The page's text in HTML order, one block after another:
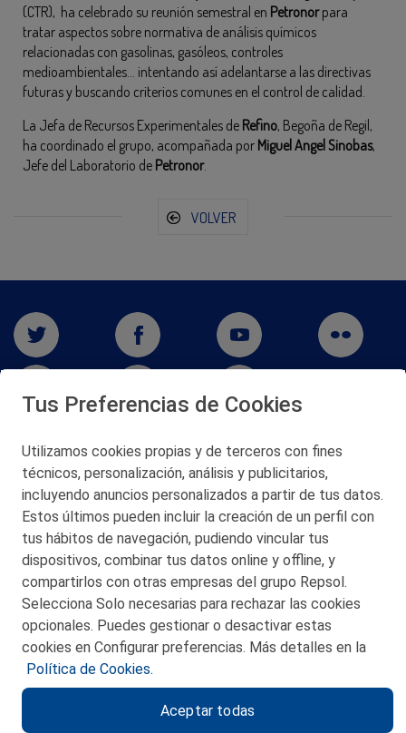
(CTR), ha celebrado su reunión semestral en Petronorpara
tratar aspectos sobre normativa de análisis químicos
relacionadas con gasolinas, gasóleos, controles
medioambientales… intentando así adelantarse a las directivas
futuras y buscando criterios comunes en el control de calidad.
La Jefa de Recursos Experimentales de Refino, Begoña de Regil,
ha coordinado el grupo, acompañada por Miguel Angel Sinobas,
Jefe del Laboratorio de Petronor.
VOLVER
San Martín 5-Edificio Muñatones,
48550 Muskiz (Bizkaia)
Telf. 946 357 000
© 2026 Petronor S.A.
CONTACTO
POLITICA DE PRIVACIDAD
Tus Preferencias de Cookies
Utilizamos cookies propias y de terceros con fines
técnicos, personalización, análisis y publicitarios,
incluyendo anuncios personalizados a partir de tus datos.
Estos últimos pueden incluir la creación de un perfil con
tus hábitos de navegación, pudiendo vincular tus
dispositivos, combinar tus datos online y offline, y
compartirlos con otras empresas del grupo Repsol.
Selecciona Solo necesarias para rechazar las cookies
opcionales. Puedes gestionar o desactivar estas
cookies en Configurar preferencias. Más detalles en la
Política de Cookies.
Aceptar todas